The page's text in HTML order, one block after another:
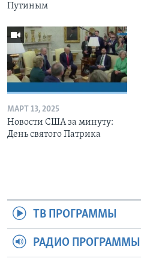
Путиным
МАРТ 13, 2025
Новости США за минуту:
День святого Патрика
ТВ ПРОГРАММЫ
РАДИО ПРОГРАММЫ